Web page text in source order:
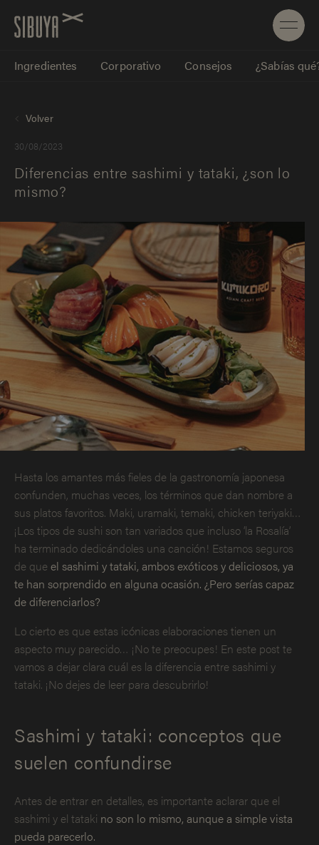
Ingredientes Corporativo Consejos ¿Sabías
30/08/2023
Volver
Diferencias entre sashimi y tataki, ¿son lo
mismo?
Hasta los amantes más fieles de la gastronomía japonesa
confunden, muchas veces, los términos que dan nombre a
sus platos favoritos. Maki, uramaki, temaki, chicken teriyaki…
¡Los tipos de sushi son tan variados que incluso ‘la Rosalía’
ha terminado dedicándoles una canción! Estamos seguros
de que el sashimi y tataki, ambos exóticos y deliciosos, ya
te han sorprendido en alguna ocasión. ¿Pero serías capaz
de diferenciarlos?
Lo cierto es que estas icónicas elaboraciones tienen un
aspecto muy parecido… ¡No te preocupes! En este post te
vamos a dejar clara cuál es la diferencia entre sashimi y
tataki. ¡No dejes de leer para descubrirlo!
Sashimi y tataki: conceptos que
suelen confundirse
Antes de entrar en detalles, es importante aclarar que el
sashimi y el tataki no son lo mismo, aunque a simple vista
pueda parecerlo.